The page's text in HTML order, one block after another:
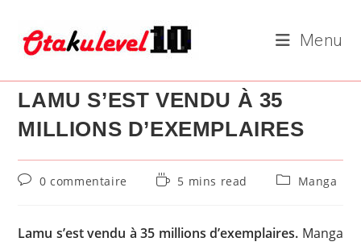
content
Menu
LAMU S’EST VENDU À 35
MILLIONS D’EXEMPLAIRES
Commentaires
publication :
0 commentaire
Temps5 mins read
PostManga
Lamu s’est vendu à 35 millions d’exemplaires. Manga